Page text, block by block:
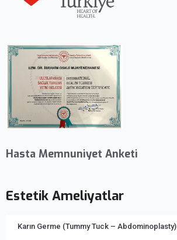
Hasta Memnuniyet Anketi
Estetik Ameliyatlar
Karın Germe (Tummy Tuck – Abdominoplasty)